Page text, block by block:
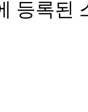
등록된